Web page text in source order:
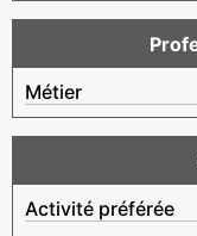
Métier
Activité préférée